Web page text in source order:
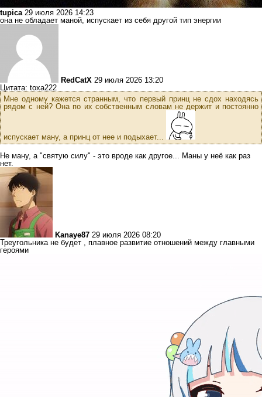
tupica 29 июля 2026 14:23
она не обладает маной, испускает из себя другой тип энергии
RedCatX 29 июля 2026 13:20
Цитата: toxa222
Мне одному кажется странным, что первый принц не сдох находясь
рядом с ней? Она по их собственным словам не держит и постоянно
испускает ману, а принц от нее и подыхает...
Не ману, а "святую силу" - это вроде как другое... Маны у неё как раз
нет.
Kanaye87 29 июля 2026 08:20
Треугольника не будет , плавное развитие отношений между главными
героями